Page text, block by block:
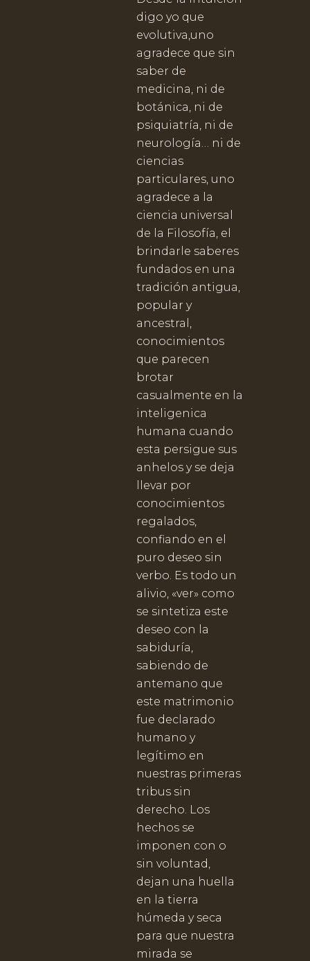
digo yo que
evolutiva,uno
agradece que sin
saber de
medicina, ni de
botánica, ni de
psiquiatría, ni de
neurología… ni de
ciencias
particulares, uno
agradece a la
ciencia universal
de la Filosofía, el
brindarle saberes
fundados en una
tradición antigua,
popular y
ancestral,
conocimientos
que parecen
brotar
casualmente en la
inteligenica
humana cuando
esta persigue sus
anhelos y se deja
llevar por
conocimientos
regalados,
confiando en el
puro deseo sin
verbo. Es todo un
alivio, «ver» como
se sintetiza este
deseo con la
sabiduría,
sabiendo de
antemano que
este matrimonio
fue declarado
humano y
legítimo en
nuestras primeras
tribus sin
derecho. Los
hechos se
imponen con o
sin voluntad,
dejan una huella
en la tierra
húmeda y seca
para que nuestra
mirada se